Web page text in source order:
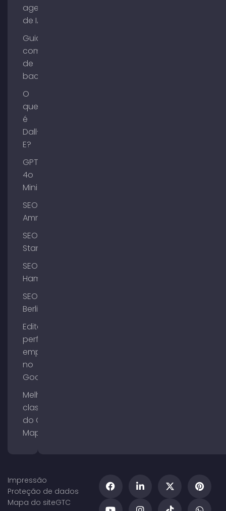
agentes
de IA?
Guia de
compra
de
backlinks
O
que
é
Dall-
E?
GPT-
4o
Mini
SEO
Ammersee
SEO
Starnberg
SEO
Hamburgo
SEO
Berlim
Editar o
perfil da
empresa
no
Google
Melhorar a
classificação
do Google
Maps
Impressão
Proteção de dados
Mapa do siteGTC